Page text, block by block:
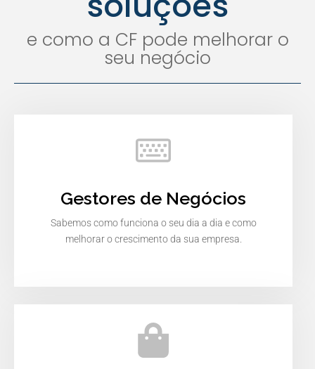
e como a CF pode melhorar o
seu negócio
Gestores de Negócios
Sabemos como funciona o seu dia a dia e como
melhorar o crescimento da sua empresa.